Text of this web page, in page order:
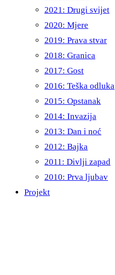
2021: Drugi svijet
2020: Mjere
2019: Prava stvar
2018: Granica
2017: Gost
2016: Teška odluka
2015: Opstanak
2014: Invazija
2013: Dan i noć
2012: Bajka
2011: Divlji zapad
2010: Prva ljubav
Projekt